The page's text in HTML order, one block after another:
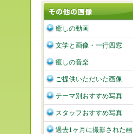
癒しの動画
文学と画像・一行四窓
癒しの音楽
ご提供いただいた画像
テーマ別おすすめ写真
スタッフおすすめ写真
過去1ヶ月に撮影された画